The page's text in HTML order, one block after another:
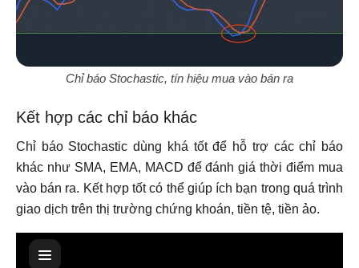
Chỉ báo Stochastic, tín hiệu mua vào bán ra
Kết hợp các chỉ báo khác
Chỉ báo Stochastic dùng khá tốt để hỗ trợ các chỉ báo
khác như SMA, EMA, MACD để đánh giá thời điểm mua
vào bán ra. Kết hợp tốt có thể giúp ích bạn trong quá trình
giao dịch trên thị trường chứng khoán, tiền tệ, tiền ảo.